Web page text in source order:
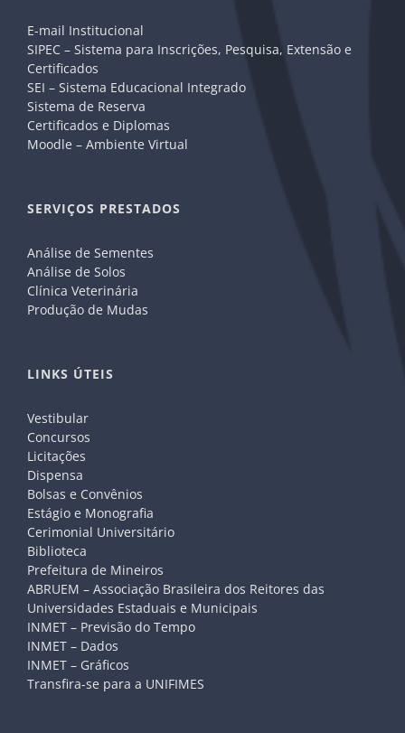
E-mail Institucional
SIPEC – Sistema para Inscrições, Pesquisa, Extensão e
Certificados
SEI – Sistema Educacional Integrado
Sistema de Reserva
Certificados e Diplomas
Moodle – Ambiente Virtual
SERVIÇOS PRESTADOS
Análise de Sementes
Análise de Solos
Clínica Veterinária
Produção de Mudas
LINKS ÚTEIS
Vestibular
Concursos
Licitações
Dispensa
Bolsas e Convênios
Estágio e Monografia
Cerimonial Universitário
Biblioteca
Prefeitura de Mineiros
ABRUEM – Associação Brasileira dos Reitores das
Universidades Estaduais e Municipais
INMET – Previsão do Tempo
INMET – Dados
INMET – Gráficos
Transfira-se para a UNIFIMES